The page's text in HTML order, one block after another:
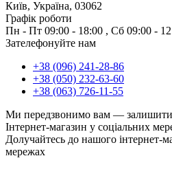
Київ, Україна, 03062
Графік роботи
Пн - Пт 09:00 - 18:00 , Сб 09:00 -
Зателефонуйте нам
+38 (096) 241-28-86
+38 (050) 232-63-60
+38 (063) 726-11-55
Ми передзвонимо вам —
Інтернет-магазин у соціальних
Долучайтесь до нашого інтернет-
мережах